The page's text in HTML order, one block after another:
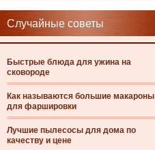
Случайные советы
Быстрые блюда для ужина на
сковороде
Как называются большие макароны
для фаршировки
Лучшие пылесосы для дома по
качеству и цене